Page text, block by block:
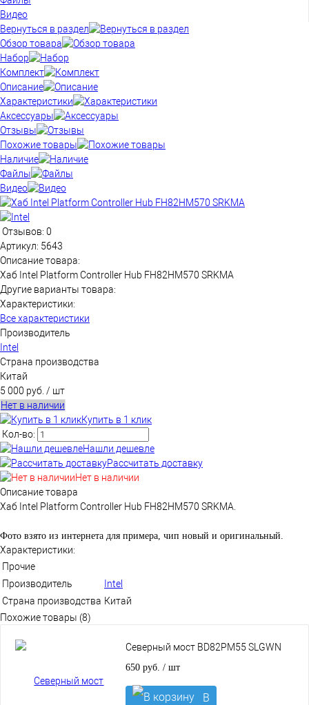
Видео
Вернуться в раздел
Обзор товара
Набор
Комплект
Описание
Характеристики
Аксессуары
Отзывы
Похожие товары
Наличие
Файлы
Видео
Отзывов: 0
Артикул: 5643
Описание товара:
Хаб Intel Platform Controller Hub FH82HM570 SRKMA
Другие варианты товара:
Характеристики:
Все характеристики
Производитель
Intel
Страна производства
Китай
5 000 руб. / шт
Нет в наличии
Купить в 1 клик
Кол-во:
Нашли дешевле
Рассчитать доставку
Нет в наличии
Описание товара
Хаб Intel Platform Controller Hub FH82HM570 SRKMA.
Фото взято из интернета для примера, чип новый и оригинальный.
Характеристики:
Прочие
Производитель
Intel
Страна производства Китай
Похожие товары (8)
Северный мост BD82PM55 SLGWN
650 руб. / шт
В